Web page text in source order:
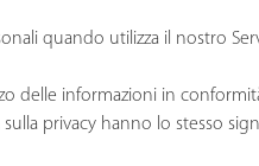
quando utilizza il nostro
delle informazioni in
privacy hanno lo stesso